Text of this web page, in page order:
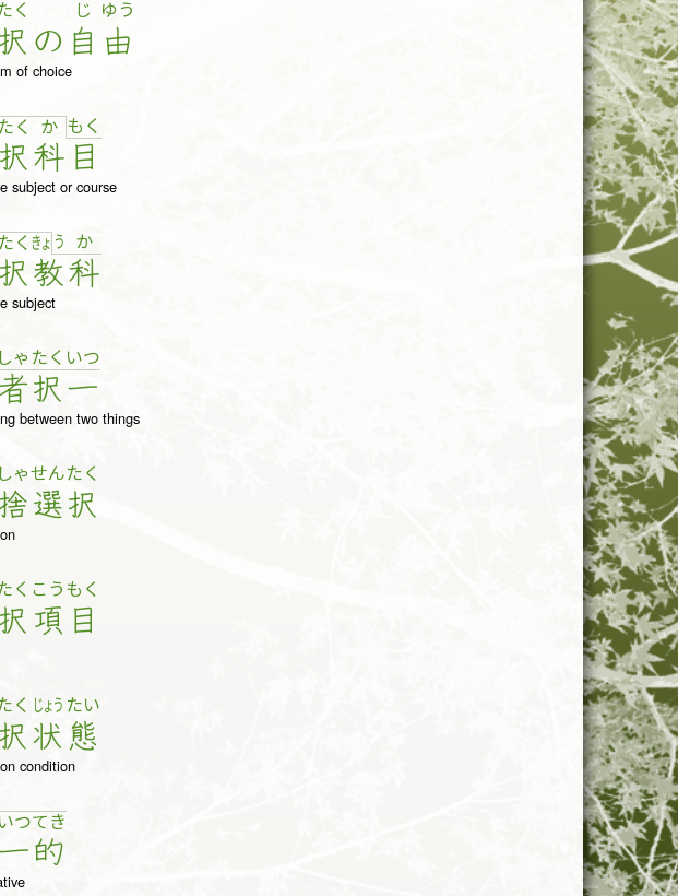
く
択 の
じ
自
ゆう
由
of choice
た く
択
か
科
も く
目
subject or course
た く
択
きょ う
教
か
科
subject
しゃ
者
た く
択
いつ
一
between two things
しゃせん
選
たく
択
く
択
こう
項
もく
目
く
択
じょう
状
たい
態
condition
いつ
一
て き
的